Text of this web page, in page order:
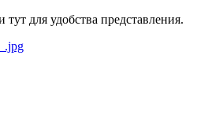
для удобства представления.